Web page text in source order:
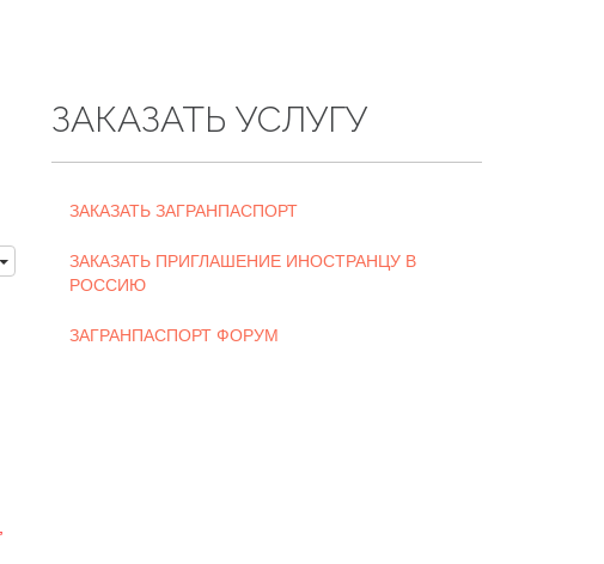
ЗАКАЗАТЬ УСЛУГУ
ЗАКАЗАТЬ ЗАГРАНПАСПОРТ
ЗАКАЗАТЬ ПРИГЛАШЕНИЕ ИНОСТРАНЦУ В
РОССИЮ
ЗАГРАНПАСПОРТ ФОРУМ